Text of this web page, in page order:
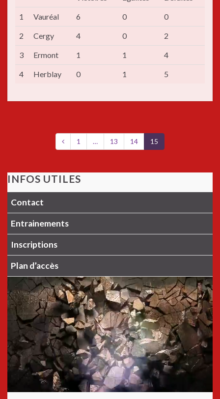
1 Vauréal 6 0 0
2 Cergy 4 0 2
3 Ermont 1 1 4
4 Herblay 0 1 5
1 … 13 14 15
INFOS UTILES
Contact
Entrainements
Inscriptions
Plan d’accès